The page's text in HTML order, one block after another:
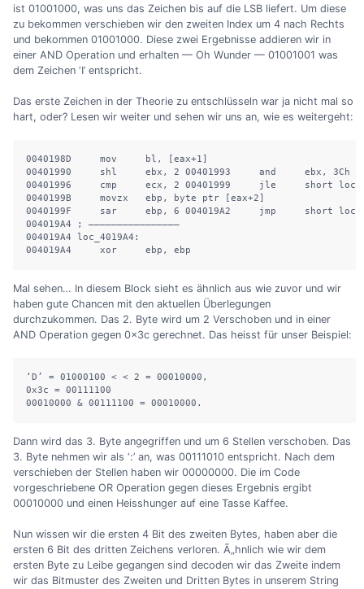
ist 01001000, was uns das Zeichen bis auf die LSB liefert. Um diese
zu bekommen verschieben wir den zweiten Index um 4 nach Rechts
und bekommen 01001000. Diese zwei Ergebnisse addieren wir in
einer AND Operation und erhalten — Oh Wunder — 01001001 was
dem Zeichen ‘I’ entspricht.
Das erste Zeichen in der Theorie zu entschlüsseln war ja nicht mal so
hart, oder? Lesen wir weiter und sehen wir uns an, wie es weitergeht:
0040198D     mov     bl, [eax+1]
00401990     shl     ebx, 2 00401993     and     ebx, 3Ch
00401996     cmp     ecx, 2 00401999     jle     short
0040199B     movzx   ebp, byte ptr [eax+2]
0040199F     sar     ebp, 6 004019A2     jmp     short
004019A4 ; ————————————————
004019A4 loc_4019A4:
004019A4     xor     ebp, ebp
Mal sehen… In diesem Block sieht es ähnlich aus wie zuvor und wir
haben gute Chancen mit den aktuellen Überlegungen
durchzukommen. Das 2. Byte wird um 2 Verschoben und in einer
AND Operation gegen 0x3c gerechnet. Das heisst für unser Beispiel:
‘D’ = 01000100 < < 2 = 00010000,
0x3c = 00111100
00010000 & 00111100 = 00010000.
Dann wird das 3. Byte angegriffen und um 6 Stellen verschoben. Das
3. Byte nehmen wir als ‘:’ an, was 00111010 entspricht. Nach dem
verschieben der Stellen haben wir 00000000. Die im Code
vorgeschriebene OR Operation gegen dieses Ergebnis ergibt
00010000 und einen Heisshunger auf eine Tasse Kaffee.
Nun wissen wir die ersten 4 Bit des zweiten Bytes, haben aber die
ersten 6 Bit des dritten Zeichens verloren. Ã„hnlich wie wir dem
ersten Byte zu Leibe gegangen sind decoden wir das Zweite indem
wir das Bitmuster des Zweiten und Dritten Bytes in unserem String